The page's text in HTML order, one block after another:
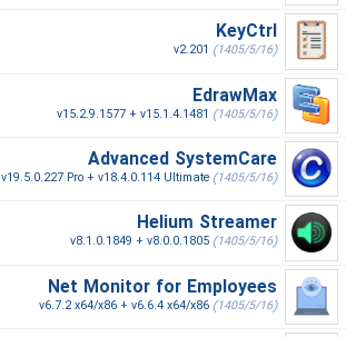
KeyCtrl
v2.201 (1405/5/16)
EdrawMax
v15.2.9.1577 + v15.1.4.1481 (1405/5/16)
Advanced SystemCare
v19.5.0.227 Pro + v18.4.0.114 Ultimate (1405/5/16)
Helium Streamer
v8.1.0.1849 + v8.0.0.1805 (1405/5/16)
Net Monitor for Employees
v6.7.2 x64/x86 + v6.6.4 x64/x86 (1405/5/16)